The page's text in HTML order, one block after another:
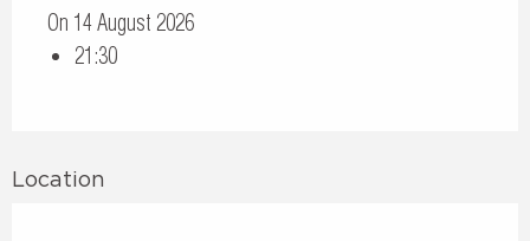
On 14 August 2026
21:30
Location